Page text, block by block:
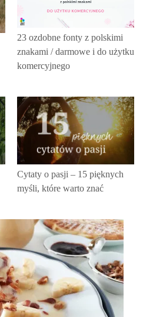
23 ozdobne fonty z polskimi
znakami / darmowe i do użytku
komercyjnego
Cytaty o pasji – 15 pięknych
myśli, które warto znać